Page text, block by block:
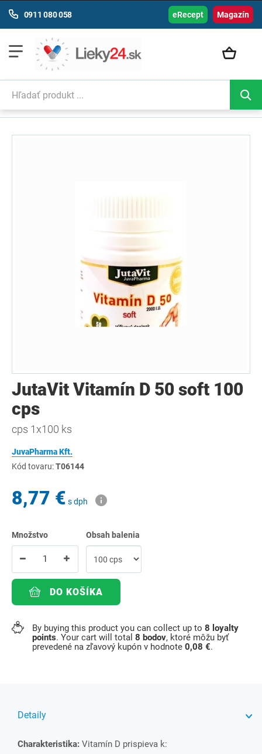
Magazín
0911 080 058 eRecept
JutaVit Vitamín D 50 soft 100
cps
cps 1x100 ks
JuvaPharma Kft.
Kód tovaru:T06144
8,77 € s dph
Množstvo Obsah balenia
DO KOŠÍKA
By buying this product you can collect up to 8 loyalty
points. Your cart will total 8 bodov, ktoré môžu byť
prevedené na zľavový kupón v hodnote 0,08 €.
Detaily
Charakteristika: Vitamín D prispieva k: